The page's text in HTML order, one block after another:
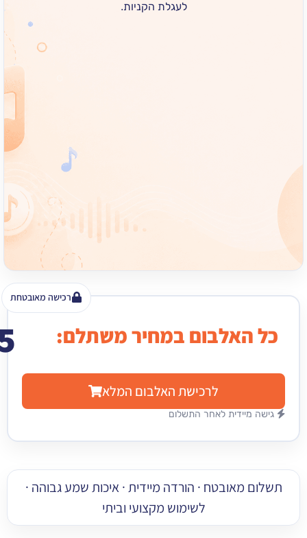
לעגלת הקניות.
רכישה מאובטחת
האלבום במחיר משתלם: ₪ 15
לרכישת האלבום המלא
מיידית לאחר התשלום
מאובטח · הורדה מיידית · איכות שמע גבוהה ·
לשימוש מקצועי וביתי